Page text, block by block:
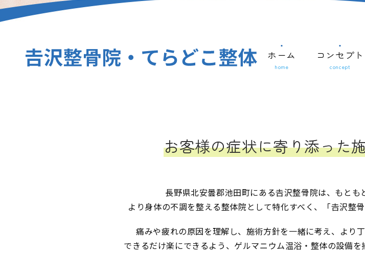
ホーム
home
コンセプト
concept
お客様の症状に寄り添った
長野県北安曇郡池田町にある𠮷沢整骨院は、もとも
より身体の不調を整える整体院として特化すべく、「𠮷沢整
痛みや疲れの原因を理解し、施術方針を一緒に考え、より
できるだけ楽にできるよう、ゲルマニウム温浴・整体の設備を